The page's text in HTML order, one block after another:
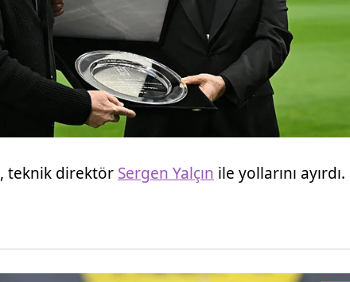
, teknik direktör Sergen Yalçın ile yollarını ayırdı.